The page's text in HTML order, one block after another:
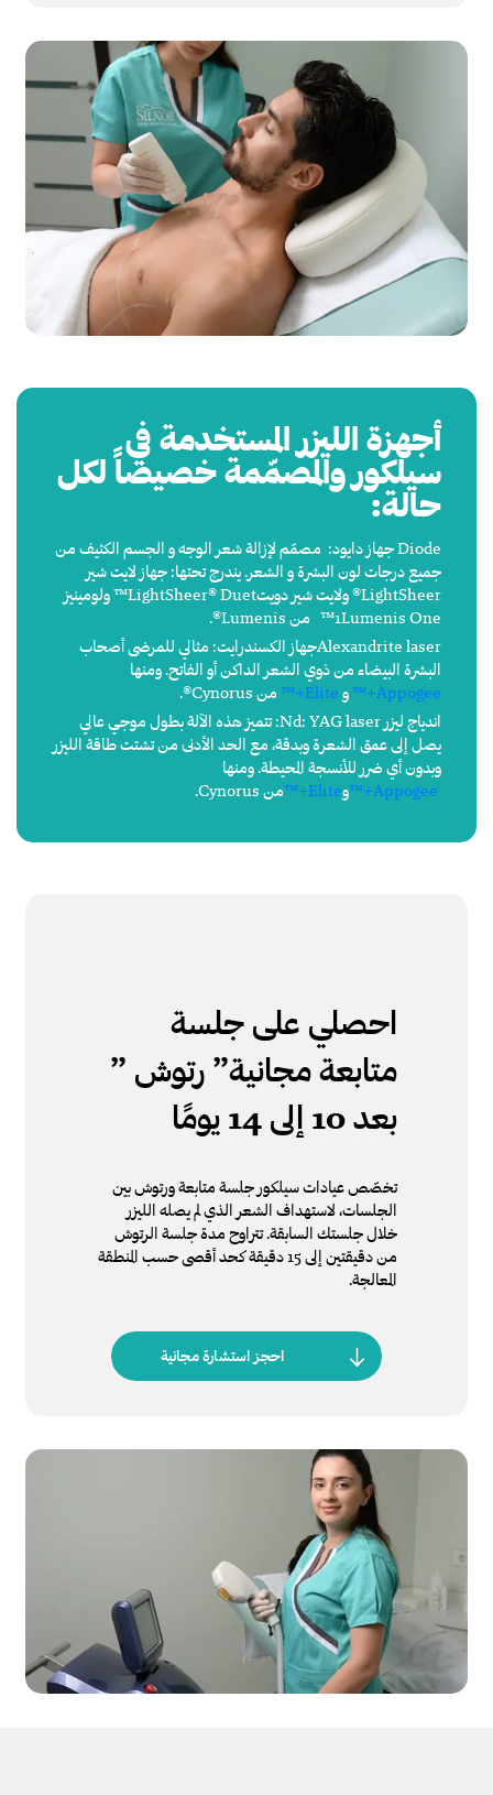
أجهزة الليزر المستخدمة في
سيلكور والمصمّمة خصيصاً لكل
حالة:
Diode جهاز دايود: مصمّم لإزالة شعر الوجه و الجسم الكثيف من
جميع درجات لون البشرة و الشعر. يندرج تحتها: جهاز لايت شير
LightSheer® ولايت شير دويتLightSheer® Duet™ ولومينيز
1Lumenis One™ من Lumenis®.
Alexandrite laserجهاز الكسندرايت: مثالي للمرضى أصحاب
البشرة البيضاء من ذوي الشعر الداكن أو الفاتح. ومنها
Appogee+™
وElite+™
من Cynorus®.
اندياج ليزر Nd: YAG laser: تتميز هذه الآلة بطول موجي عالي
يصل إلى عمق الشعرة وبدقة، مع الحد الأدنى من تشتت طاقة الليزر
وبدون أي ضرر للأنسجة المحيطة. ومنها
Appogee+™
وElite+™ من Cynorus.
احصلي على جلسة
متابعة مجانية” رتوش ”
بعد 10 إلى 14 يومًا
تخصّص عيادات سيلكور جلسة متابعة ورتوش بين
الجلسات، لاستهداف الشعر الذي لم يصله الليزر
خلال جلستك السابقة. تتراوح مدة جلسة الرتوش
من دقيقتين إلى 15 دقيقة كحد أقصى حسب المنطقة
المعالجة.
احجز استشارة مجانية